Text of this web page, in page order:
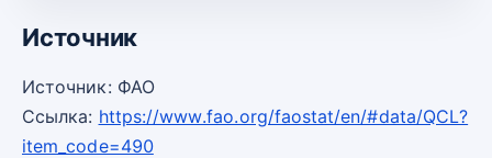
Источник
Источник: ФАО
Ссылка: https://www.fao.org/faostat/en/#data/QCL?
item_code=490